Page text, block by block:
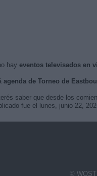
hay eventos televisados en
agenda de Torneo de
saber que desde los
fue el lunes, junio 22,
©